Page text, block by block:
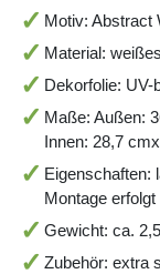
Motiv: Abstract
Material:
Dekorfolie: UV-
Maße: Außen:
Innen: 28,7
Eigenschaften:
Montage
Gewicht: ca.
Zubehör: extra